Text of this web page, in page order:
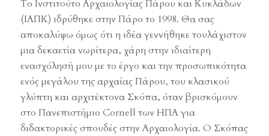
Το Ινστιτούτο Αρχαιολογίας Πάρου και Κυκλάδων
(ΙΑΠΚ) ιδρύθηκε στην Πάρο το 1998. Θα σας
αποκαλύψω όμως ότι η ιδέα γεννήθηκε τουλάχιστον
μια δεκαετία νωρίτερα, χάρη στην ιδιαίτερη
ενασχόλησή μου με το έργο και την προσωπικότητα
ενός μεγάλου της αρχαίας Πάρου, του κλασικού
γλύπτη και αρχιτέκτονα Σκόπα, όταν βρισκόμουν
στο Πανεπιστήμιο Cornell των ΗΠΑ για
διδακτορικές σπουδές στην Αρχαιολογία. Ο Σκόπας